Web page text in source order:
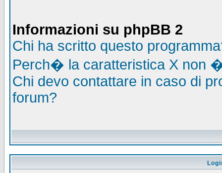
Informazioni su phpBB 2
Chi ha scritto questo
Perch� la caratteristica X non
Chi devo contattare in caso di
forum?